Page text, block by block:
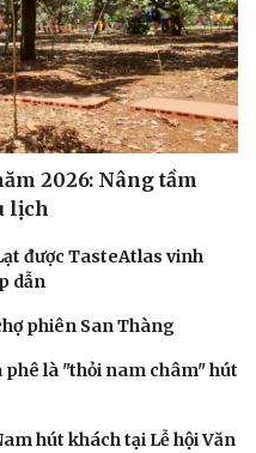
2026: Nâng tầm
lịch
được TasteAtlas vinh
dẫn
phiên San Thàng
phê là "thỏi nam châm" hút
hút khách tại Lễ hội Văn